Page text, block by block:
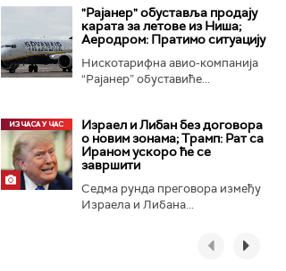
"Рајанер" обуставља продају
карата за летове из Ниша;
Аеродром: Пратимо ситуацију
Нискотарифна авио-компанија
“Рајанер” обуставиће...
Израел и Либан без договора
о новим зонама; Трамп: Рат са
Ираном ускоро ће се
завршити
Седма рунда преговора између
Израела и Либана...